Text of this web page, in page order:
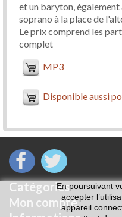
En poursuivant
accepter
appareil
et un baryton,
soprano à la place de
Le prix comprend les
complet
MP3
Disponible aussi
Catégories
Mon compte